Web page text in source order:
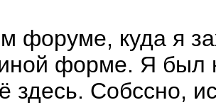
форуме, куда я
форме. Я был
здесь. Собссно,